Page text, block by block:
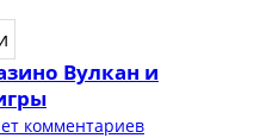
Вулкан и
комментариев